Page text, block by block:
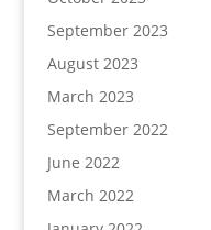
September 2023
August 2023
March 2023
September 2022
June 2022
March 2022